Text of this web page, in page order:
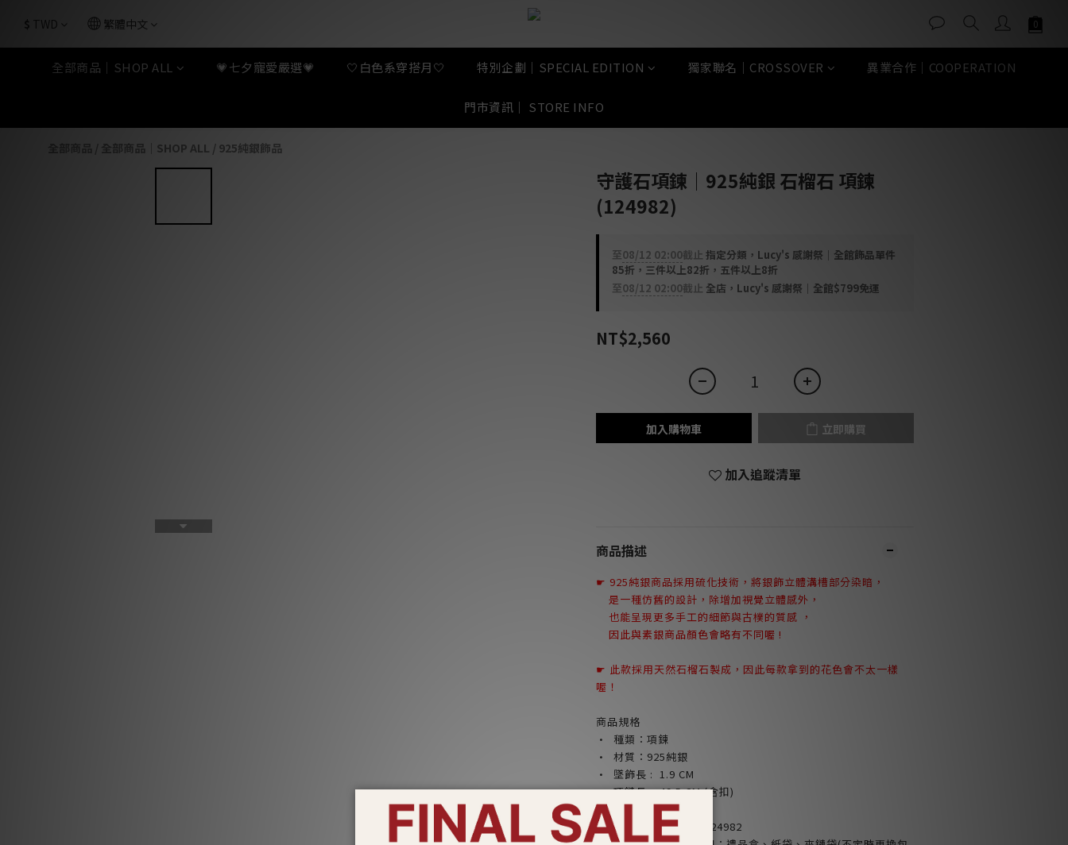
$ TWD 繁體中文
全部商品｜SHOP ALL 💗七夕寵愛嚴選💗 🤍白色系穿搭月🤍 特別企劃｜SPECIAL EDITION 獨家聯名｜CROSSOVER 異業合作｜COOPERATION
門市資訊｜ STORE INFO
/ 全部商品｜SHOP ALL / 925純銀飾品
守護石項鍊｜925純銀 石榴石 項鍊
(124982)
至08/12 02:00截止 指定分類，Lucy's 感謝祭｜全館飾品單件
85折，三件以上82折，五件以上8折
至08/12 02:00截止 全店，Lucy's 感謝祭｜全館$799免運
NT$2,560
加入購物車 立即購買
加入追蹤清單
商品描述
☛ 925純銀商品採用硫化技術，將銀飾立體溝槽部分染暗，
是一種仿舊的設計 ， 除增加視覺立體感外，
也能呈現更多手工的細節與古樸的質感 ，
因此與素銀商品顏色會略有不同喔 !
☛ 此款採用天然石榴石製成，因此每款拿到的花色會不太一樣
喔！
商品規格
· 種類：項鍊
· 材質：925純銀
· 墜飾長 : 1.9 CM
· 項鏈長 : 49.5 CM(含扣)
· 延長鏈：無
· 產品料號 : 24684/124982